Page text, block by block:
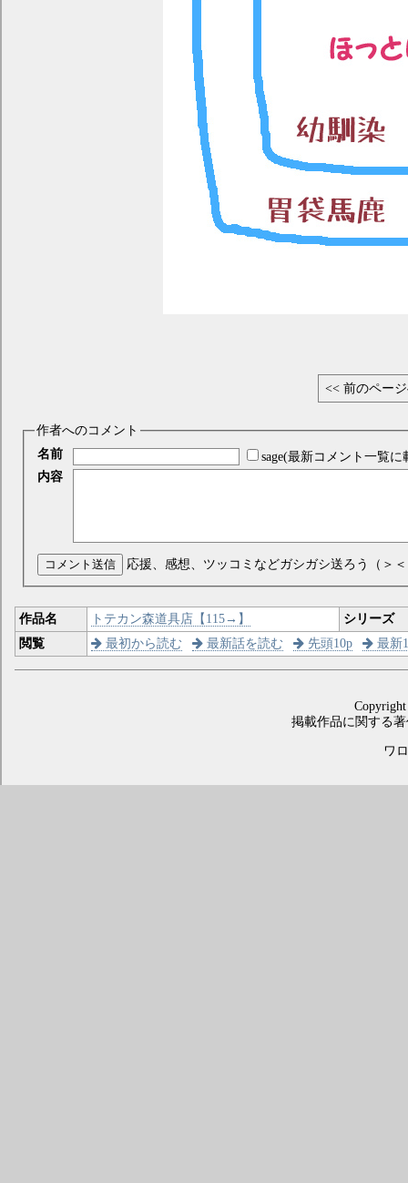
<< 前のペー
作者へのコメント
名前
sage(最新コメント一覧に
内容
コメント送信 応援、感想、ツッコミなどガシガシ送ろう（＞
作品名 トテカン森道具店【115→】
シリーズ
閲覧
最初から読む 最新話を読む 先頭10p 最新
掲載作品に関する
ワ